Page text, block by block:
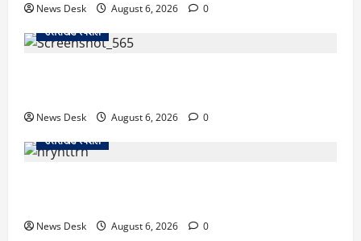
News Desk August 6, 2026
0
उत्तराखंड स्पेशल
News Desk August 6, 2026
0
उत्तराखंड स्पेशल
News Desk August 6, 2026 0